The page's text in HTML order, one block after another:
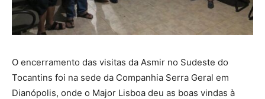
O encerramento das visitas da Asmir no Sudeste do
Tocantins foi na sede da Companhia Serra Geral em
Dianópolis, onde o Major Lisboa deu as boas vindas à